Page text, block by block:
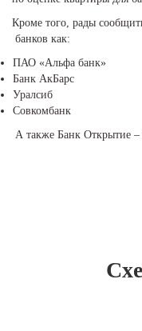
Кроме того, рады
банков как:
ПАО «Альфа банк»
Банк АкБарс
Уралсиб
Совкомбанк
А также Банк Открытие –